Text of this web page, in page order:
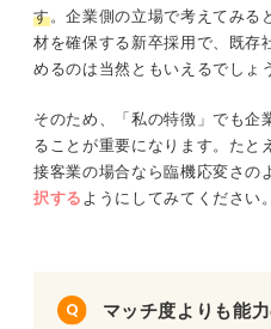
す。企業側の立場で考えてみる
材を確保する新卒採用で、既存
めるのは当然ともいえるでしょ
そのため、「私の特徴」でも企
ることが重要になります。たと
接客業の場合なら臨機応変さの
択する ようにしてみてください。
マッチ度よりも能